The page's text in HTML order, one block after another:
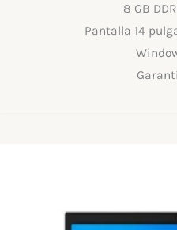
8 GB
Pantalla 14